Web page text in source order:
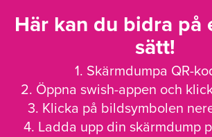
Här kan du bidra på
sätt!
1. Skärmdumpa QR-
2. Öppna swish-appen och
3. Klicka på bildsymbolen
4. Ladda upp din skärmdump